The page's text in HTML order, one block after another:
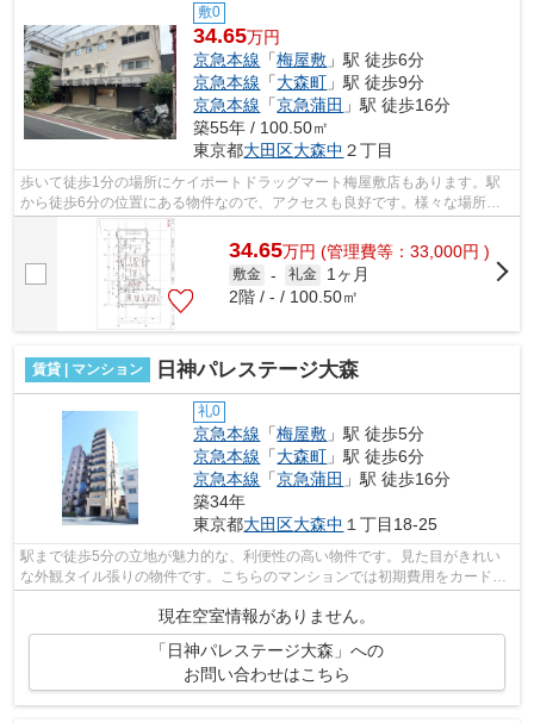
敷0
34.65万円
京急本線 「梅屋敷 」駅 徒歩6分
京急本線 「大森町 」駅 徒歩9分
京急本線 「京急蒲田 」駅 徒歩16分
築55年 / 100.50㎡
東京都大田区大森中 ２丁目
歩いて徒歩1分の場所にケイポートドラッグマート梅屋敷店もあります。駅
から徒歩6分の位置にある物件なので、アクセスも良好です。様々な場所へ
のアクセスがしやすくなる2駅利用可能な...
34.65万円 (管理費等：33,000円 )
敷金 - 礼金
1ヶ月
2階 / - / 100.50㎡
賃貸 | マンション 日神パレステージ大森
礼0
京急本線 「梅屋敷 」駅 徒歩5分
京急本線 「大森町 」駅 徒歩6分
京急本線 「京急蒲田 」駅 徒歩16分
築34年
東京都大田区大森中 １丁目18-25
駅まで徒歩5分の立地が魅力的な、利便性の高い物件です。見た目がきれい
な外観タイル張りの物件です。こちらのマンションでは初期費用をカードで
お支払いいただけます。駅が周辺に2つ...
現在空室情報がありません。
「日神パレステージ大森」への
お問い合わせはこちら